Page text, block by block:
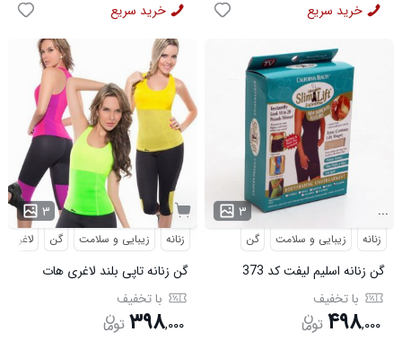
خرید سریع خرید سریع
۳
زنانه زیبایی و سلامت گن لاغری
گن زنانه تاپی بلند لاغری هات
شیپر کد 1443با تخفیف
۳۹۸,۰۰۰
۳ ...
زنانه زیبایی و سلامت گن
گن زنانه اسلیم لیفت کد 373
با تخفیف
۴۹۸,۰۰۰